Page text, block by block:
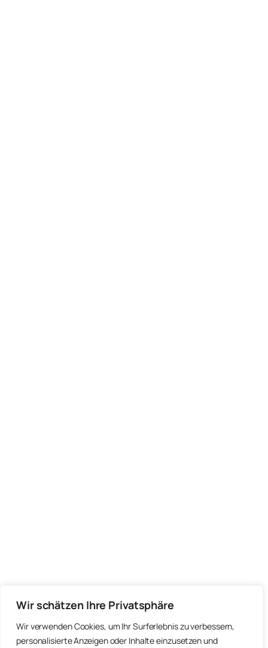
Wir schätzen Ihre Privatsphäre
Wir verwenden Cookies, um Ihr Surferlebnis zu verbessern,
personalisierte Anzeigen oder Inhalte einzusetzen und